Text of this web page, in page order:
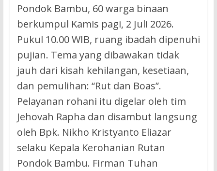
Pondok Bambu, 60 warga binaan
berkumpul Kamis pagi, 2 Juli 2026.
Pukul 10.00 WIB, ruang ibadah dipenuhi
pujian. Tema yang dibawakan tidak
jauh dari kisah kehilangan, kesetiaan,
dan pemulihan: “Rut dan Boas”.
Pelayanan rohani itu digelar oleh tim
Jehovah Rapha dan disambut langsung
oleh Bpk. Nikho Kristyanto Eliazar
selaku Kepala Kerohanian Rutan
Pondok Bambu. Firman Tuhan